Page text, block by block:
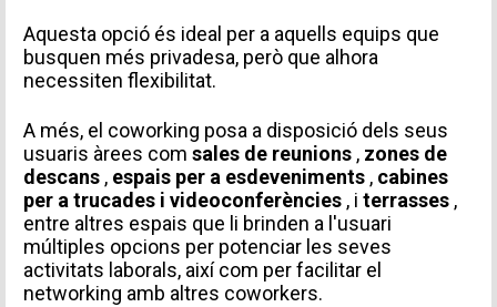
Aquesta opció és ideal per a aquells equips que
busquen més privadesa, però que alhora
necessiten flexibilitat.
A més, el coworking posa a disposició dels seus
usuaris àrees com sales de reunions , zones de
descans , espais per a esdeveniments , cabines
per a trucades i videoconferències , i terrasses ,
entre altres espais que li brinden a l'usuari
múltiples opcions per potenciar les seves
activitats laborals, així com per facilitar el
networking amb altres coworkers.